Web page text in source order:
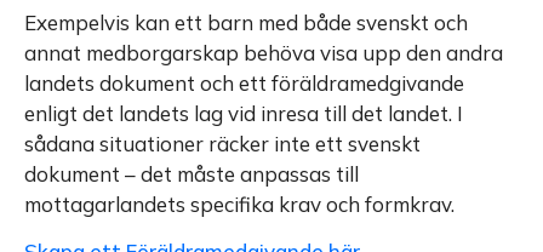
Exempelvis kan ett barn med både svenskt och
annat medborgarskap behöva visa upp den andra
landets dokument och ett föräldramedgivande
enligt det landets lag vid inresa till det landet. I
sådana situationer räcker inte ett svenskt
dokument – det måste anpassas till
mottagarlandets specifika krav och formkrav.